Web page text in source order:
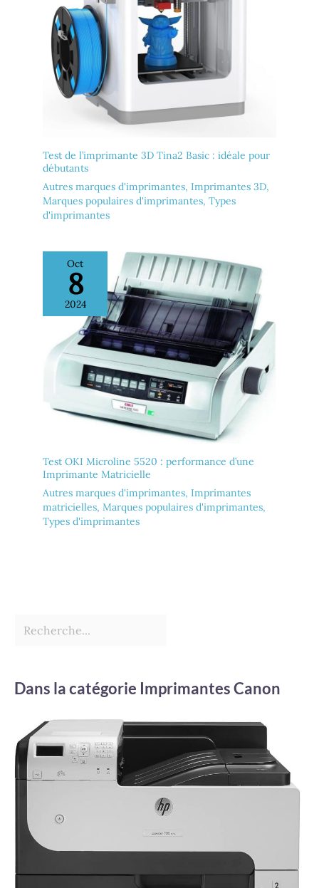
Test de l’imprimante 3D Tina2 Basic : idéale pour
débutants
Autres marques d'imprimantes, Imprimantes 3D,
Marques populaires d'imprimantes, Types
d'imprimantes
Oct
8
2024
Test OKI Microline 5520 : performance d’une
Imprimante Matricielle
Autres marques d'imprimantes, Imprimantes
matricielles, Marques populaires d'imprimantes,
Types d'imprimantes
Dans la catégorie Imprimantes Canon